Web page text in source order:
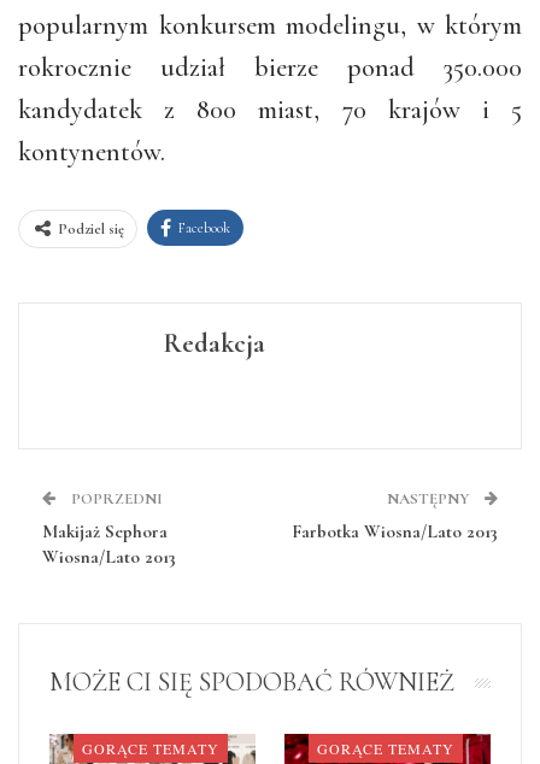
popularnym konkursem modelingu, w którym
rokrocznie udział bierze ponad 350.000
kandydatek z 800 miast, 70 krajów i 5
kontynentów.
Podziel się Facebook
Redakcja
POPRZEDNI
Makijaż Sephora
Wiosna/Lato 2013
NASTĘPNY
Farbotka Wiosna/Lato 2013
MOŻE CI SIĘ SPODOBAĆ RÓWNIEŻ
GORĄCE TEMATY GORĄCE TEMATY